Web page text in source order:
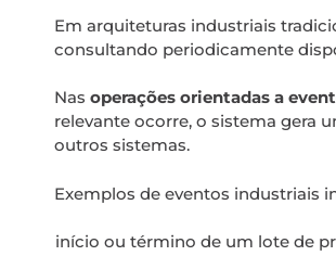
Em arquiteturas industriais
consultando periodicamente
Nas operações orientadas a
relevante ocorre, o sistema gera
outros sistemas.
Exemplos de eventos industriais
início ou término de um lote de